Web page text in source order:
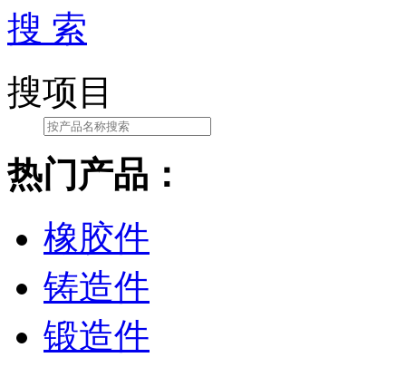
搜 索
搜项目
热门产品：
橡胶件
铸造件
锻造件